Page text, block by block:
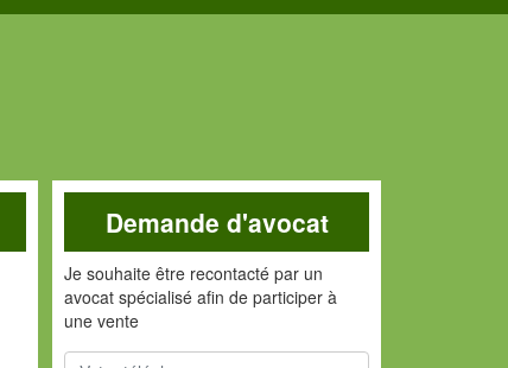
Demande d'avocat
Je souhaite être recontacté par un
avocat spécialisé afin de participer à
une vente